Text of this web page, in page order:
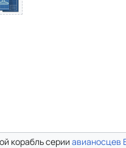
корабль серии авианосцев